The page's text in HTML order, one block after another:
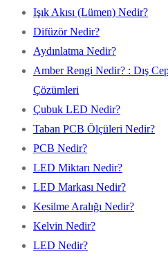
Işık Akısı (Lümen) Nedir?
Difüzör Nedir?
Aydınlatma Nedir?
Amber Rengi Nedir? : Dış
Çözümleri
Çubuk LED Nedir?
Taban PCB Ölçüleri Nedir?
PCB Nedir?
LED Miktarı Nedir?
LED Markası Nedir?
Kesilme Aralığı Nedir?
Kelvin Nedir?
LED Nedir?